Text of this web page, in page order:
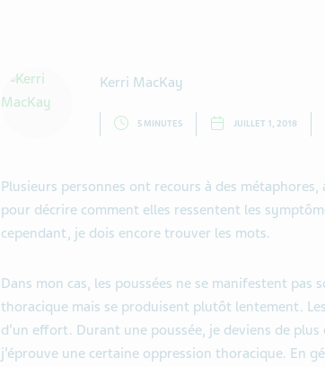
Kerri MacKay
5 MINUTES JUILLET 1, 2018
Plusieurs personnes ont recours à des métaphores,
pour décrire comment elles ressentent les
cependant, je dois encore trouver les mots.
Dans mon cas, les poussées ne se manifestent pas
thoracique mais se produisent plutôt lentement.
d’un effort. Durant une poussée, je deviens de
j’éprouve une certaine oppression thoracique. En